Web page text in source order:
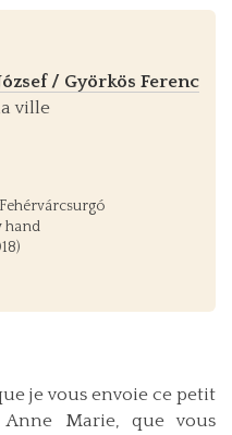
/ Györkös Ferenc
ville
hand
je vous envoie ce petit
Marie, que vous